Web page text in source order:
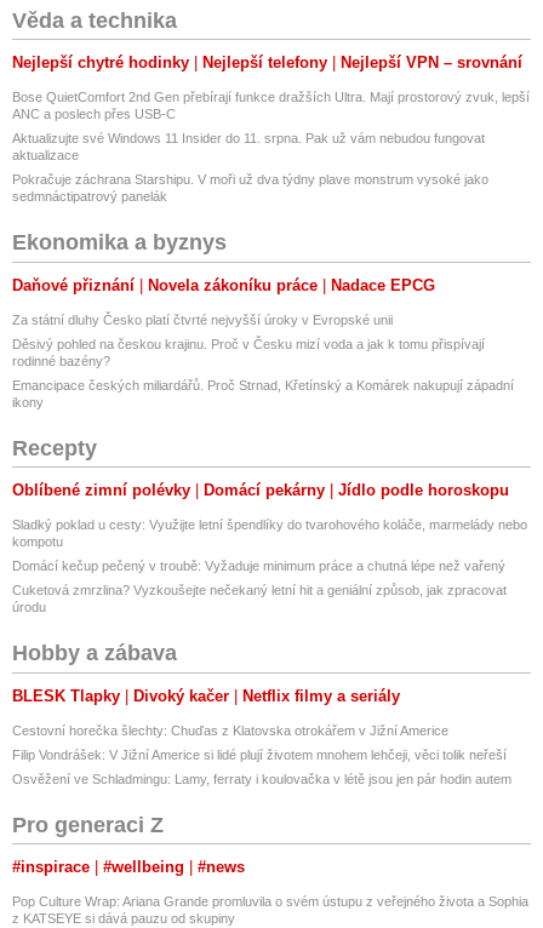
Věda a technika
Nejlepší chytré hodinky Nejlepší telefony Nejlepší VPN – srovnání
Bose QuietComfort 2nd Gen přebírají funkce dražších Ultra. Mají prostorový zvuk, lepší
ANC a poslech přes USB-C
Aktualizujte své Windows 11 Insider do 11. srpna. Pak už vám nebudou fungovat
aktualizace
Pokračuje záchrana Starshipu. V moři už dva týdny plave monstrum vysoké jako
sedmnáctipatrový panelák
Ekonomika a byznys
Daňové přiznání Novela zákoníku práce Nadace EPCG
Za státní dluhy Česko platí čtvrté nejvyšší úroky v Evropské unii
Děsivý pohled na českou krajinu. Proč v Česku mizí voda a jak k tomu přispívají
rodinné bazény?
Emancipace českých miliardářů. Proč Strnad, Křetínský a Komárek nakupují západní
ikony
Recepty
Oblíbené zimní polévky Domácí pekárny Jídlo podle horoskopu
Sladký poklad u cesty: Využijte letní špendlíky do tvarohového koláče, marmelády nebo
kompotu
Domácí kečup pečený v troubě: Vyžaduje minimum práce a chutná lépe než vařený
Cuketová zmrzlina? Vyzkoušejte nečekaný letní hit a geniální způsob, jak zpracovat
úrodu
Hobby a zábava
BLESK Tlapky Divoký kačer Netflix filmy a seriály
Cestovní horečka šlechty: Chuďas z Klatovska otrokářem v Jižní Americe
Filip Vondrášek: V Jižní Americe si lidé plují životem mnohem lehčeji, věci tolik neřeší
Osvěžení ve Schladmingu: Lamy, ferraty i koulovačka v létě jsou jen pár hodin autem
Pro generaci Z
#inspirace #wellbeing #news
Pop Culture Wrap: Ariana Grande promluvila o svém ústupu z veřejného života a Sophia
z KATSEYE si dává pauzu od skupiny